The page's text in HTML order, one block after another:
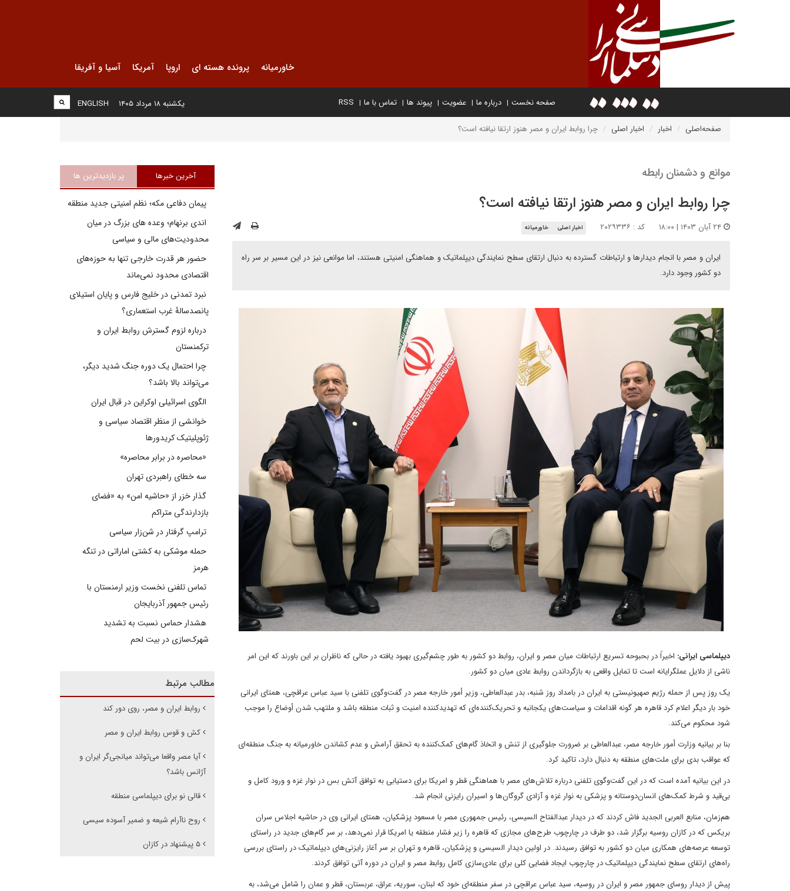
خاورمیانه پرونده هسته ای اروپا آمریکا آسیا و آفریقا
صفحه نخست درباره ما عضویت پیوند ها تماس با ما RSS
ENGLISH یکشنبه ۱۸ مرداد ۱۴۰۵
صفحه‌اصلی اخبار اخبار اصلی چرا روابط ایران و مصر هنوز ارتقا نیافته است؟
موانع و دشمنان رابطه
چرا روابط ایران و مصر هنوز ارتقا نیافته است؟
کد : ۲۰۲۹۳۳۶ اخبار اصلی خاورمیانه
ایران و مصر با انجام دیدارها و ارتباطات گسترده به دنبال ارتقای سطح نمایندگی دیپلماتیک و هماهنگی امنیتی هستند، اما موانعی نیز در این مسیر بر سر راه
دو کشور وجود دارد.
دیپلماسی ایرانی: اخیراً در بحبوحه تسریع ارتباطات میان مصر و ایران، روابط دو کشور به طور چشم‌گیری بهبود یافته در حالی که ناظران بر این باورند که این امر
ناشی از دلایل عملگرایانه است تا تمایل واقعی به بازگرداندن روابط عادی میان دو کشور.
یک روز پس از حمله رژیم صهیونیستی به ایران در بامداد روز شنبه، بدر عبدالعاطی، وزیر أمور خارجه مصر در گفت‌وگوی تلفنی با سید عباس عراقچی، همتای ایرانی
خود بار دیگر اعلام کرد قاهره هر گونه اقدامات و سیاست‌های یکجانبه و تحریک‌کننده‌ای که تهدیدکننده امنیت و ثبات منطقه باشد و ملتهب شدن أوضاع را موجب
شود محکوم می‌کند.
بنا بر بیانیه وزارت أمور خارجه مصر، عبدالعاطی بر ضرورت جلوگیری از تنش و اتخاذ گام‌های کمک‌کننده به تحقق آرامش و عدم کشاندن خاورمیانه به جنگ منطقه‌ای
که عواقب بدی برای ملت‌های منطقه به دنبال دارد، تاکید کرد.
در این بیانیه آمده است که در این گفت‌وگوی تلفنی درباره تلاش‌های مصر با هماهنگی قطر و امریکا برای دستیابی به توافق آتش بس در نوار غزه و ورود کامل و
بی‌قید و شرط کمک‌های انسان‌دوستانه و پزشکی به نوار غزه و آزادی گروگان‌ها و اسیران رایزنی انجام شد.
هم‌زمان، منابع العربی الجدید فاش کردند که در دیدار عبدالفتاح السیسی، رئیس جمهوری مصر با مسعود پزشکیان، همتای ایرانی وی در حاشیه اجلاس سران
بریکس که در کازان روسیه برگزار شد، دو طرف در چارچوب طرح‌های مجازی که قاهره را زیر فشار منطقه یا امریکا قرار نمی‌دهد، بر سر گام‌های جدید در راستای
توسعه عرصه‌های همکاری میان دو کشور به توافق رسیدند. در اولین دیدار السیسی و پزشکیان، قاهره و تهران بر سر آغاز رایزنی‌های دیپلماتیک در راستای بررسی
راه‌های ارتقای سطح نمایندگی دیپلماتیک در چارچوب ایجاد فضایی کلی برای عادی‌سازی کامل روابط مصر و ایران در دوره آتی توافق کردند.
پیش از دیدار روسای جمهور مصر و ایران در روسیه، سید عباس عراقچی در سفر منطقه‌ای خود که لبنان، سوریه، عراق، عربستان، قطر و عمان را شامل می‌شد، به
آخرین خبرها پر بازدیدترین ها
پیمان دفاعی مکه؛ نظم امنیتی جدید منطقه
اندی برنهام؛ وعده های بزرگ در میان
محدودیت‌های مالی و سیاسی
حضور هر قدرت خارجی تنها به حوزه‌های
اقتصادی محدود نمی‌ماند
نبرد تمدنی در خلیج فارس و پایان استیلای
پانصدسالۀ غرب استعماری؟
درباره لزوم گسترش روابط ایران و
ترکمنستان
چرا احتمال یک دوره جنگ شدید دیگر،
می‌تواند بالا باشد؟
الگوی اسرائیلی اوکراین در قبال ایران
خوانشی از منظر اقتصاد سیاسی و
ژئوپلیتیک کریدورها
«محاصره در برابر محاصره»
سه خطای راهبردی تهران
گذار خزر از «حاشیه امن» به «فضای
بازدارندگی متراکم
ترامپ گرفتار در شن‌زار سیاسی
حمله موشکی به کشتی اماراتی در تنگه
هرمز
تماس تلفنی نخست وزیر ارمنستان با
رئیس جمهور آذربایجان
هشدار حماس نسبت به تشدید
شهرک‌سازی در بیت‌ لحم
مطالب مرتبط
روابط ایران و مصر، روی دور کند
کش و قوس روابط ایران و مصر
آیا مصر واقعا می‌تواند میانجی‌گر ایران و
آژانس باشد؟
قالی نو برای دیپلماسی منطقه
روح ناآرام شیعه و ضمیر آسوده سیسی
۵ پیشنهاد در کازان